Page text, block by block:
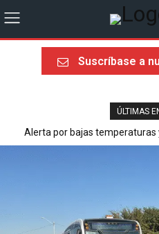
Suscríbase a
ÚLTIMAS
Alerta por bajas temperaturas
Última llamada rumbo al